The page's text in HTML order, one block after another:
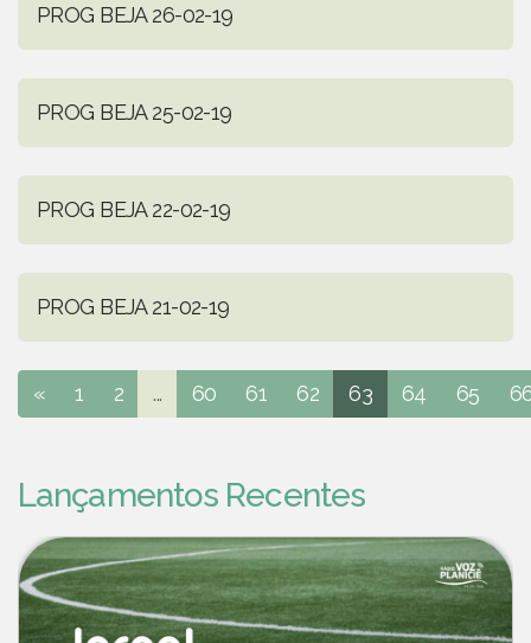
PROG BEJA 26-02-19
PROG BEJA 25-02-19
PROG BEJA 22-02-19
PROG BEJA 21-02-19
« 1 2 ... 60 61 62 63 64 65
Lançamentos Recentes